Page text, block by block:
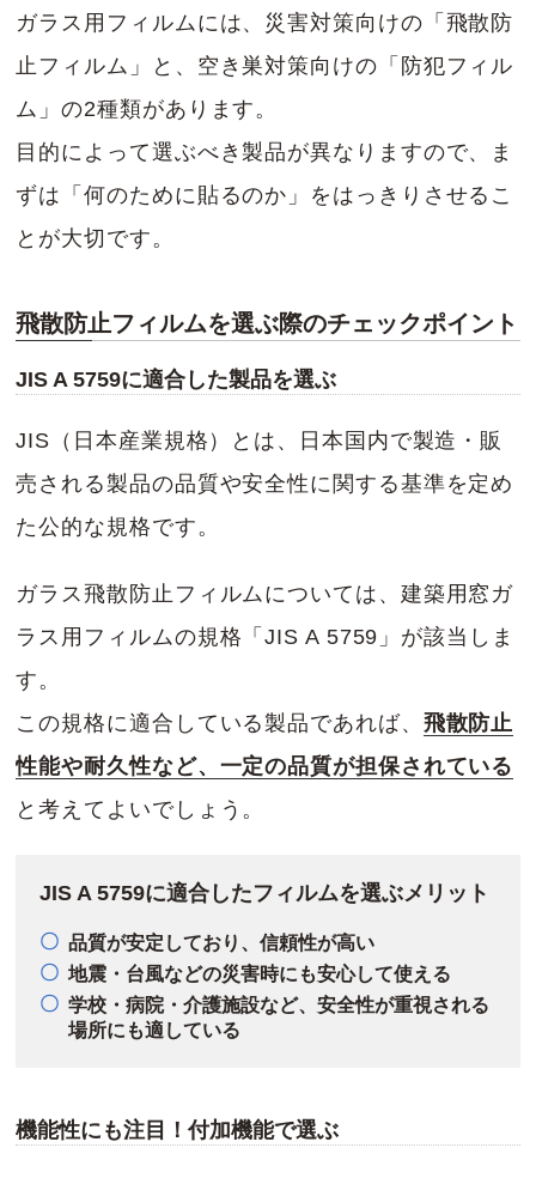
ガラス用フィルムには、災害対策向けの「飛散防
止フィルム」と、空き巣対策向けの「防犯フィル
ム」の2種類があります。
目的によって選ぶべき製品が異なりますので、ま
ずは「何のために貼るのか」をはっきりさせるこ
とが大切です。
飛散防止フィルムを選ぶ際のチェックポイント
JIS A 5759に適合した製品を選ぶ
JIS（日本産業規格）とは、日本国内で製造・販
売される製品の品質や安全性に関する基準を定め
た公的な規格です。
ガラス飛散防止フィルムについては、建築用窓ガ
ラス用フィルムの規格「JIS A 5759」が該当しま
す。
この規格に適合している製品であれば、 飛散防止
性能や耐久性など、一定の品質が担保されている
と考えてよいでしょう。
JIS A 5759に適合したフィルムを選ぶメリット
品質が安定しており、信頼性が高い
地震・台風などの災害時にも安心して使える
学校・病院・介護施設など、安全性が重視される
場所にも適している
機能性にも注目！付加機能で選ぶ